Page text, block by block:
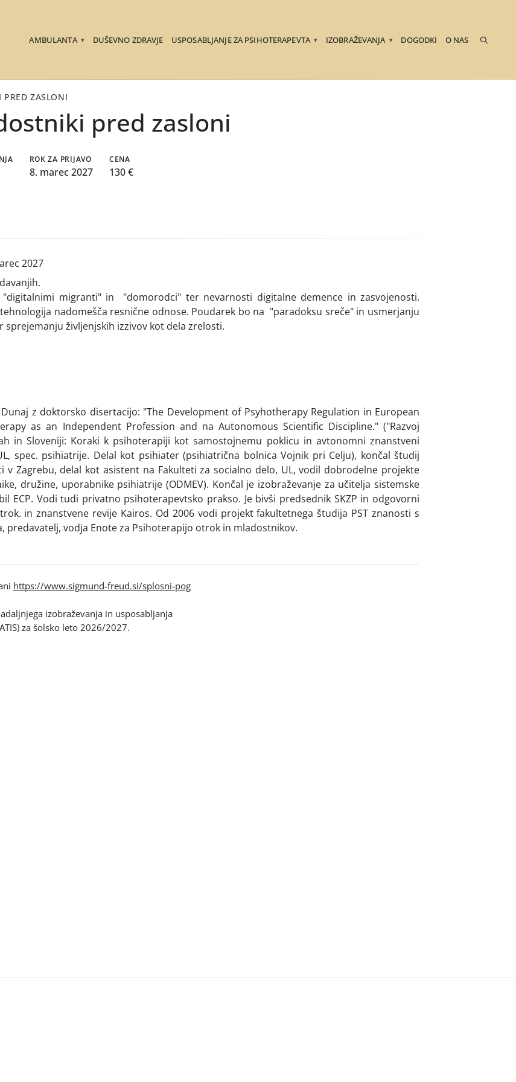
AMBULANTA ▾ DUŠEVNO ZDRAVJE USPOSABLJANJE ZA PSIHOTERAPEVTA ▾ IZOBRAŽEVANJA ▾ DOGODKI O NAS
ZASLONI
pred zasloni
ROK ZA PRIJAVO
8. marec 2027
CENA
130 €
2027
migranti" in "domorodci" ter nevarnosti digitalne demence in zasvojenosti.
nadomešča resnične odnose. Poudarek bo na "paradoksu sreče" in usmerjanju
življenjskih izzivov kot dela zrelosti.
z doktorsko disertacijo: "The Development of Psyhotherapy Regulation in European
as an Independent Profession and na Autonomous Scientific Discipline." ("Razvoj
in Sloveniji: Koraki k psihoterapiji kot samostojnemu poklicu in avtonomni znanstveni
spec. psihiatrije. Delal kot psihiater (psihiatrična bolnica Vojnik pri Celju), končal študij
v Zagrebu, delal kot asistent na Fakulteti za socialno delo, UL, vodil dobrodelne projekte
družine, uporabnike psihiatrije (ODMEV). Končal je izobraževanje za učitelja sistemske
ECP. Vodi tudi privatno psihoterapevtsko prakso. Je bivši predsednik SKZP in odgovorni
in znanstvene revije Kairos. Od 2006 vodi projekt fakultetnega študija PST znanosti s
predavatelj, vodja Enote za Psihoterapijo otrok in mladostnikov.
https://www.sigmund-freud.si/splosni-pog
izobraževanja in usposabljanja
za šolsko leto 2026/2027.